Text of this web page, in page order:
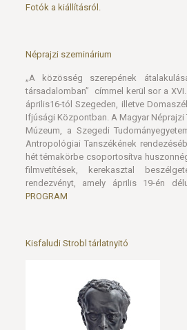
Fotók a kiállításról.
Néprajzi szeminárium
„A közösség szerepének
társadalomban” címmel kerül sor a
április16-tól Szegeden, illetve
Ifjúsági Központban. A Magyar Néprajzi
Múzeum, a Szegedi
Antropológiai Tanszékének
hét témakörbe csoportosítva
filmvetítések, kerekasztal
rendezvényt, amely április 19-én
PROGRAM
Kisfaludi Strobl tárlatnyitó